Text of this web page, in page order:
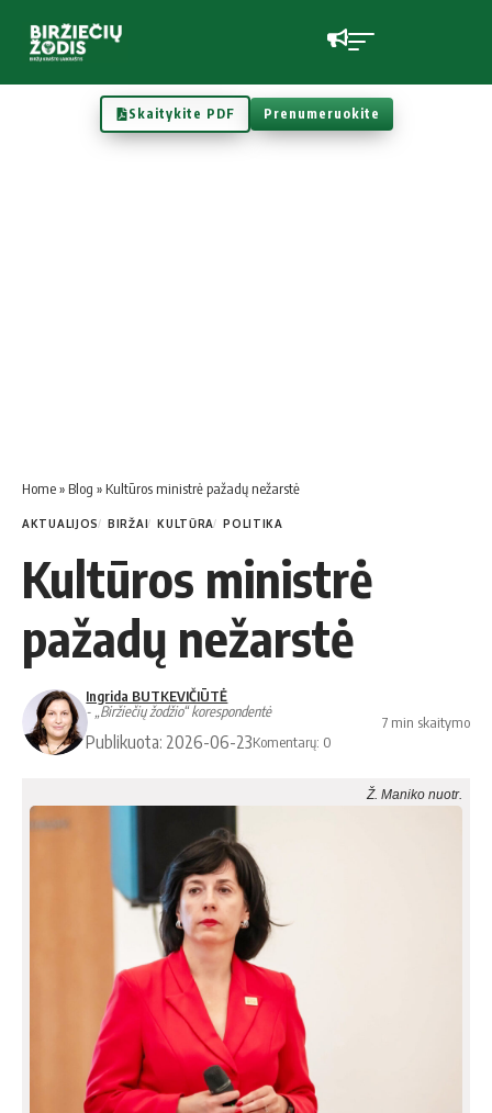
Skaitykite PDF Prenumeruokite
Home» Blog » Kultūros ministrė pažadų nežarstė
AKTUALIJOS BIRŽAI KULTŪRA POLITIKA
Kultūros ministrė
pažadų nežarstė
Ingrida BUTKEVIČIŪTĖ
- „Biržiečių žodžio“ korespondentė
Publikuota: 2026-06-23Komentarų: 0
7 min skaitymo
Ž. Maniko nuotr.